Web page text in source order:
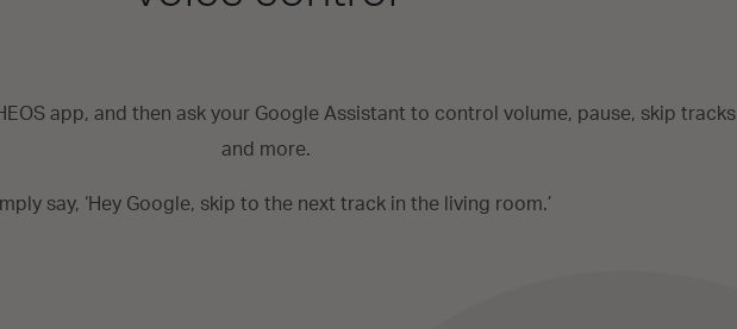
app, and then ask your Google Assistant to control volume, pause, skip tracks
and more.
say, ‘Hey Google, skip to the next track in the living room.’